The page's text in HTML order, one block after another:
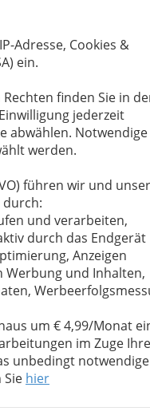
Adresse, Cookies &
ein.
finden Sie in
jederzeit
abwählen. Notwendige
werden.
führen wir und
und verarbeiten,
durch das Endgerät
Anzeigen
Werbung und Inhalten,
um € 4,99/Monat
im Zuge
unbedingt notwendige
hier
zurück